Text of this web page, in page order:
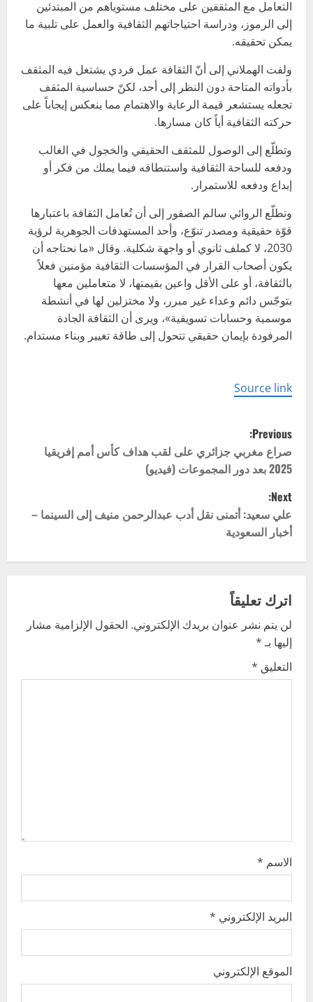
التعامل مع المثقفين على مختلف مستوياهم من المبتدئين
إلى الرموز، ودراسة احتياجاتهم الثقافية والعمل على تلبية ما
يمكن تحقيقه.
ولفت الهملاني إلى أنّ الثقافة عمل فردي يشتغل فيه المثقف
بأدواته المتاحة دون النظر إلى أحد، لكنّ حساسية المثقف
تجعله يستشعر قيمة الرعاية والاهتمام مما ينعكس إيجاباً على
حركته الثقافية أياً كان مسارها.
وتطلّع إلى الوصول للمثقف الحقيقي والخجول في الغالب
ودفعه للساحة الثقافية واستنطاقه فيما يملك من فكر أو
إبداع ودفعه للاستمرار.
وتطلّع الروائي سالم الصقور إلى أن تُعامل الثقافة باعتبارها
قوّة حقيقية ومصدر تنوّع، وأحد المستهدفات الجوهرية لرؤية
2030، لا كملف ثانوي أو واجهة شكلية. وقال «ما نحتاجه أن
يكون أصحاب القرار في المؤسسات الثقافية مؤمنين فعلاً
بالثقافة، أو على الأقل واعين بقيمتها، لا متعاملين معها
بتوجّس دائم وعداء غير مبرر، ولا مختزلين لها في أنشطة
موسمية وحسابات تسويقية»، ويرى أن الثقافة الجادة
المرفودة بإيمان حقيقي تتحول إلى طاقة تغيير وبناء مستدام.
Source link
P
o
s
t
n
v
i
g
Previous:
صراع مغربي جزائري على لقب هداف كأس أمم إفريقيا
2025 بعد دور المجموعات (فيديو)
Next:
علي سعيد: أتمنى نقل أدب عبدالرحمن منيف إلى السينما –
أخبار السعودية
اترك تعليقاً
لن يتم نشر عنوان بريدك الإلكتروني. الحقول الإلزامية مشار
إليها بـ*
التعليق *
الاسم *
البريد الإلكتروني *
الموقع الإلكتروني